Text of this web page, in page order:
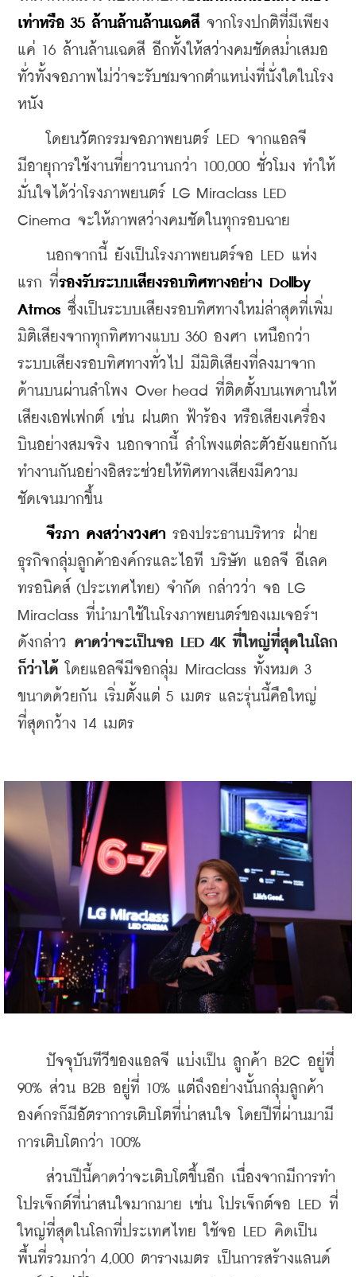
เท่าหรือ 35 ล้านล้านล้านเฉดสี จากโรงปกติที่มีเพียง
แค่ 16 ล้านล้านเฉดสี อีกทั้งให้สว่างคมชัดสม่ำเสมอ
ทั่วทั้งจอภาพไม่ว่าจะรับชมจากตำแหน่งที่นั่งใดในโรง
หนัง
โดยนวัตกรรมจอภาพยนตร์ LED จากแอลจี
มีอายุการใช้งานที่ยาวนานกว่า 100,000 ชั่วโมง ทำให้
มั่นใจได้ว่าโรงภาพยนตร์ LG Miraclass LED
Cinema จะให้ภาพสว่างคมชัดในทุกรอบฉาย
นอกจากนี้ ยังเป็นโรงภาพยนตร์จอ LED แห่ง
แรก ที่รองรับระบบเสียงรอบทิศทางอย่าง Dollby
Atmos ซึ่งเป็นระบบเสียงรอบทิศทางใหม่ล่าสุดที่เพิ่ม
มิติเสียงจากทุกทิศทางแบบ 360 องศา เหนือกว่า
ระบบเสียงรอบทิศทางทั่วไป มีมิติเสียงที่ลงมาจาก
ด้านบนผ่านลำโพง Over head ที่ติดตั้งบนเพดานให้
เสียงเอฟเฟกต์ เช่น ฝนตก ฟ้าร้อง หรือเสียงเครื่อง
บินอย่างสมจริง นอกจากนี้ ลำโพงแต่ละตัวยังแยกกัน
ทำงานกันอย่างอิสระช่วยให้ทิศทางเสียงมีความ
ชัดเจนมากขึ้น
จีรภา คงสว่างวงศา รองประธานบริหาร ฝ่าย
ธุรกิจกลุ่มลูกค้าองค์กรและไอที บริษัท แอลจี อีเลค
ทรอนิคส์ (ประเทศไทย) จำกัด กล่าวว่า จอ
LG
Miraclass ที่นำมาใช้ในโรงภาพยนตร์ของเมเจอร์ฯ
ดังกล่าว คาดว่าจะเป็นจอ LED 4K ที่ใหญ่ที่สุดในโลก
ก็ว่าได้ โดยแอลจีมีจอกลุ่ม Miraclass ทั้งหมด 3
ขนาดด้วยกัน เริ่มตั้งแต่ 5 เมตร และรุ่นนี้คือใหญ่
ที่สุดกว้าง 14 เมตร
ปัจจุบันทีวีของแอลจี แบ่งเป็น ลูกค้า B2C อยู่ที่
90% ส่วน B2B อยู่ที่ 10% แต่ถึงอย่างนั้นกลุ่มลูกค้า
องค์กรก็มีอัตราการเติบโตที่น่าสนใจ โดยปีที่ผ่านมามี
การเติบโตกว่า 100%
ส่วนปีนี้คาดว่าจะเติบโตขึ้นอีก เนื่องจากมีการทำ
โปรเจ็กต์ที่น่าสนใจมากมาย เช่น โปรเจ็กต์จอ LED ที่
ใหญ่ที่สุดในโลกที่ประเทศไทย ใช้จอ LED คิดเป็น
พื้นที่รวมกว่า 4,000 ตารางเมตร เป็นการสร้างแลนด์